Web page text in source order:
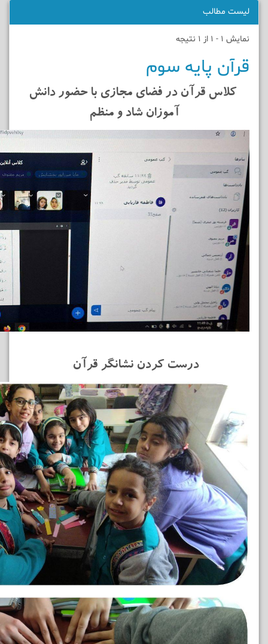
لیست مطالب
نمایش 1 - 1 از 1 نتیجه
قرآن پایه سوم
کلاس قرآن در فضای مجازی با حضور دانش
آموزان شاد و منظم
درست کردن نشانگر قرآن